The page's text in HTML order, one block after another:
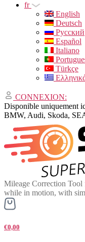
fr
English
Deutsch
Русский
Español
Italiano
Türkçe
CONNEXION:
Disponible uniquement
BMW, Audi, Skoda,
Mileage Correction Tool
while in motion, with
€0,00